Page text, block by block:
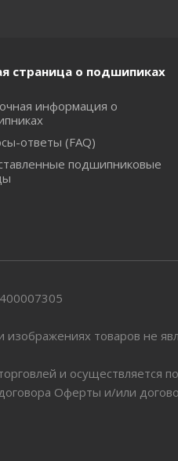
страница о подшипиках
информация о
ответы (FAQ)
подшипниковые
изображениях товаров не
и осуществляется
Оферты и/или